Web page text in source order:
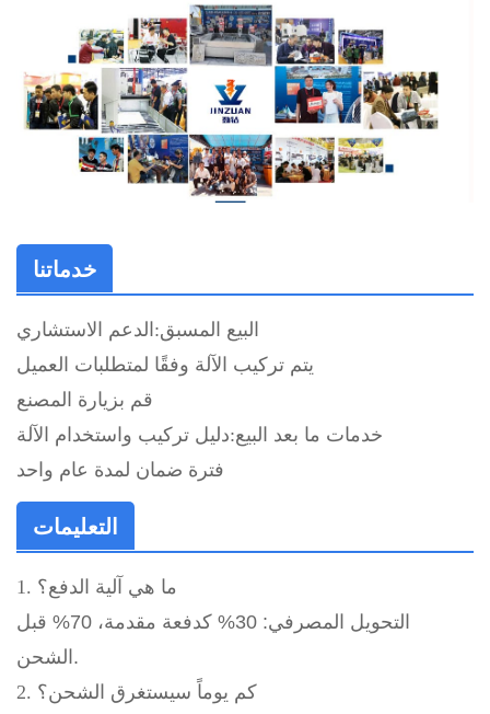
خدماتنا
البيع المسبق:الدعم الاستشاري
يتم تركيب الآلة وفقًا لمتطلبات العميل
قم بزيارة المصنع
خدمات ما بعد البيع:دليل تركيب واستخدام الآلة
فترة ضمان لمدة عام واحد
التعليمات
1. ما هي آلية الدفع؟
التحويل المصرفي: 30% كدفعة مقدمة، 70% قبل
الشحن.
2. كم يوماً سيستغرق الشحن؟